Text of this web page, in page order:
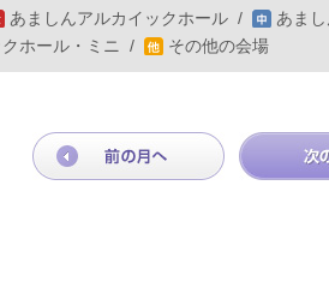
あましんアルカイックホール /
あま
ホール・ミニ / その他の会場